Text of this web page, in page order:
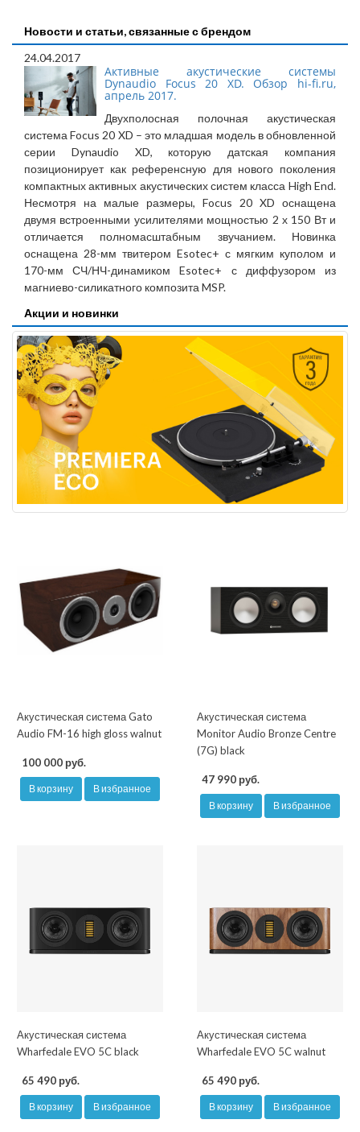
Новости и статьи, связанные с брендом
24.04.2017
Активные акустические системы
Dynaudio Focus 20 XD. Обзор hi-fi.ru,
апрель 2017.
Двухполосная полочная акустическая
система Focus 20 XD – это младшая модель в обновленной
серии Dynaudio XD, которую датская компания
позиционирует как референсную для нового поколения
компактных активных акустических систем класса High End.
Несмотря на малые размеры, Focus 20 XD оснащена
двумя встроенными усилителями мощностью 2 х 150 Вт и
отличается полномасштабным звучанием. Новинка
оснащена 28-мм твитером Esotec+ с мягким куполом и
170-мм СЧ/НЧ-динамиком Esotec+ с диффузором из
магниево-силикатного композита MSP.
Акции и новинки
Акустическая система Gato
Audio FM-16 high gloss walnut
100 000 руб.
В корзину В избранное
Акустическая система
Monitor Audio Bronze Centre
(7G) black
47 990 руб.
В корзину В избранное
Акустическая система
Wharfedale EVO 5C black
65 490 руб.
В корзину В избранное
Акустическая система
Wharfedale EVO 5C walnut
65 490 руб.
В корзину В избранное